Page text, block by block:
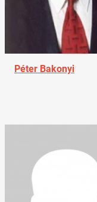
Péter Bakonyi